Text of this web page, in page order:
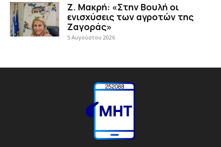
Ζ. Μακρή: «Στην Βουλή οι
ενισχύσεις των αγροτών της
Ζαγοράς»
5 Αυγούστου 2026